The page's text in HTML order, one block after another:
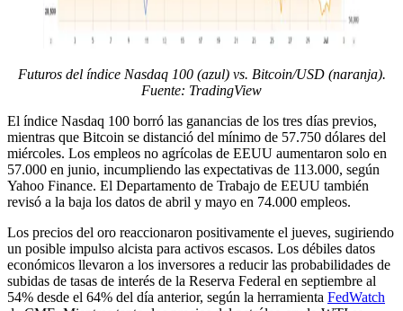
Futuros del índice Nasdaq 100 (azul) vs. Bitcoin/USD (naranja).
Fuente: TradingView
El índice Nasdaq 100 borró las ganancias de los tres días previos,
mientras que Bitcoin se distanció del mínimo de 57.750 dólares del
miércoles. Los empleos no agrícolas de EEUU aumentaron solo en
57.000 en junio, incumpliendo las expectativas de 113.000, según
Yahoo Finance. El Departamento de Trabajo de EEUU también
revisó a la baja los datos de abril y mayo en 74.000 empleos.
Los precios del oro reaccionaron positivamente el jueves, sugiriendo
un posible impulso alcista para activos escasos. Los débiles datos
económicos llevaron a los inversores a reducir las probabilidades de
subidas de tasas de interés de la Reserva Federal en septiembre al
54% desde el 64% del día anterior, según la herramienta FedWatch